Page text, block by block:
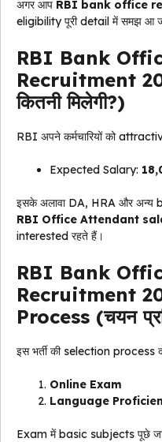
अगर आप RBI bank office
eligibility पूरी detail में समझ आ
RBI Bank
Recruitment
कितनी मिलेगी?)
RBI अपने कर्मचारियों को
Expected Salary:
इसके अलावा DA, HRA और अन्य
RBI Office Attendant
interested रहते हैं।
RBI Bank
Recruitment
Process (चयन
इस भर्ती की selection process
Online Exam
Language
Exam में basic subjects पूछे